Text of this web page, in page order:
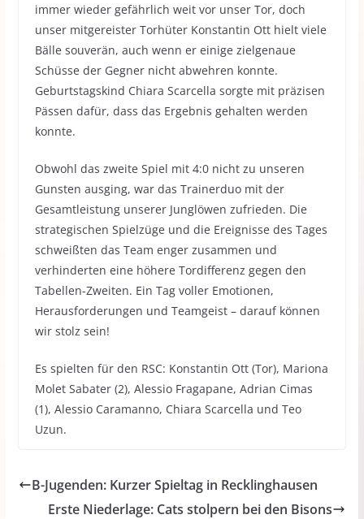
immer wieder gefährlich weit vor unser Tor, doch
unser mitgereister Torhüter Konstantin Ott hielt viele
Bälle souverän, auch wenn er einige zielgenaue
Schüsse der Gegner nicht abwehren konnte.
Geburtstagskind Chiara Scarcella sorgte mit präzisen
Pässen dafür, dass das Ergebnis gehalten werden
konnte.
Obwohl das zweite Spiel mit 4:0 nicht zu unseren
Gunsten ausging, war das Trainerduo mit der
Gesamtleistung unserer Junglöwen zufrieden. Die
strategischen Spielzüge und die Ereignisse des Tages
schweißten das Team enger zusammen und
verhinderten eine höhere Tordifferenz gegen den
Tabellen-Zweiten. Ein Tag voller Emotionen,
Herausforderungen und Teamgeist – darauf können
wir stolz sein!
Es spielten für den RSC: Konstantin Ott (Tor), Mariona
Molet Sabater (2), Alessio Fragapane, Adrian Cimas
(1), Alessio Caramanno, Chiara Scarcella und Teo
Uzun.
B-Jugenden: Kurzer Spieltag in Recklinghausen
Erste Niederlage: Cats stolpern bei den Bisons